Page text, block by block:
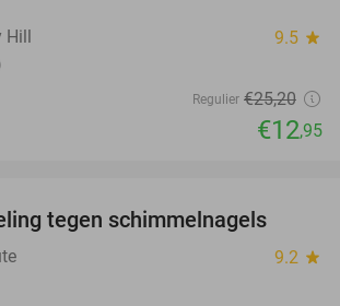
Hill 9.5 star
Regulier €25,20
€12,95
tegen schimmelnagels
9.2 star